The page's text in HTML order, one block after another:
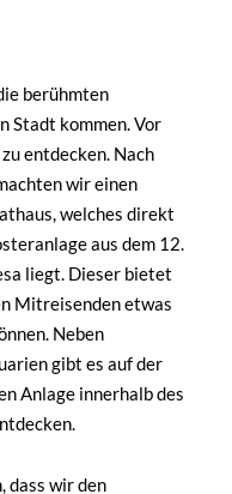
berühmten
Stadt kommen. Vor
entdecken. Nach
wir einen
welches direkt
aus dem 12.
liegt. Dieser bietet
Mitreisenden etwas
Neben
gibt es auf der
Anlage innerhalb des
dass wir den